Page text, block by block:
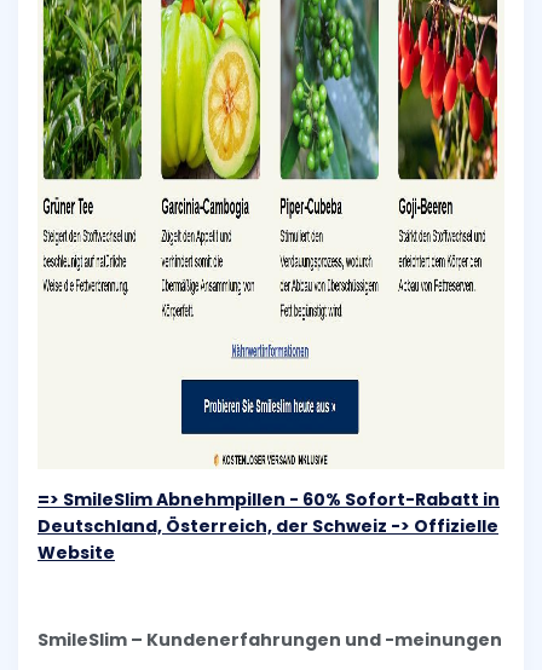
=> SmileSlim Abnehmpillen - 60% Sofort-Rabatt in
Deutschland, Österreich, der Schweiz -> Offizielle
Website
SmileSlim – Kundenerfahrungen und -meinungen